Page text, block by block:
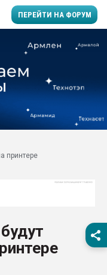
ПЕРЕЙТИ НА ФОРУМ
производство SPC
заводу пластмасс"
пластмасс
28.07.2026
ситуацией на
принтере